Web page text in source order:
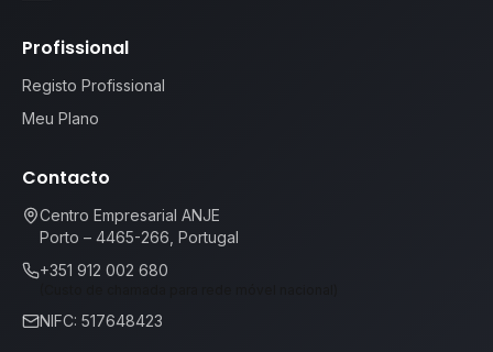
Profissional
Registo Profissional
Meu Plano
Contacto
Centro Empresarial ANJE
Porto – 4465-266, Portugal
+351 912 002 680
NIFC: 517648423